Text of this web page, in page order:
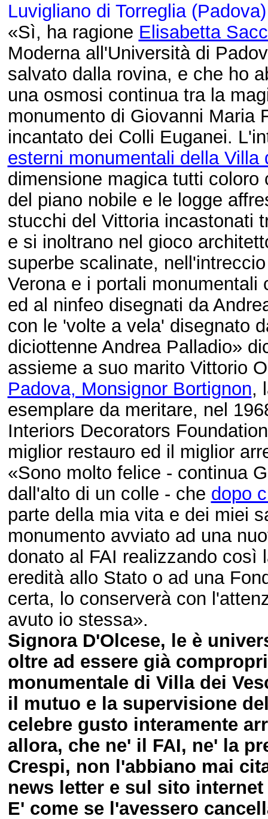
Luvigliano di Torreglia
«Sì, ha ragione Elisabetta
Moderna all'Università di
salvato dalla rovina, e che ho
una osmosi continua tra la
monumento di Giovanni Maria
incantato dei Colli Euganei.
esterni monumentali della Villa
dimensione magica tutti
del piano nobile e le logge
stucchi del Vittoria incastonati
e si inoltrano nel gioco
superbe scalinate,
Verona e i portali
ed al ninfeo disegnati da
con le 'volte a vela' disegnato
diciottenne Andrea Palladio»
assieme a suo marito Vittorio
Padova, Monsignor Bortignon,
esemplare da meritare, nel
Interiors Decorators
miglior restauro ed il miglior
«Sono molto felice - continua
dall'alto di un colle - che dopo
parte della mia vita e dei miei
monumento avviato ad una
donato al FAI realizzando così
eredità allo Stato o ad una
certa, lo conserverà con
avuto io stessa».
Signora D'Olcese, le è
oltre ad essere già
monumentale di Villa dei
il mutuo e la supervisione
celebre gusto interamente
allora, che ne' il FAI, ne' la
Crespi, non l'abbiano mai
news letter e sul sito internet
E' come se l'avessero